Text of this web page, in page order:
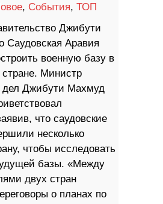
, События, ТОП
Джибути
Саудовская Аравия
военную базу в
Министр
дел Джибути Махмуд
что саудовские
несколько
чтобы исследовать
базы. «Между
двух стран
о планах по